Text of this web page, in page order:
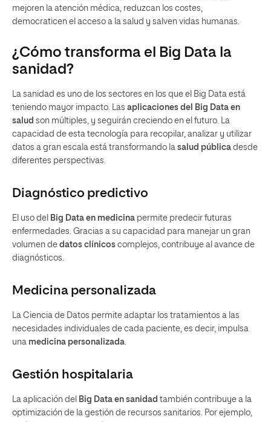
mejoren la atención médica, reduzcan los costes,
democraticen el acceso a la salud y salven vidas humanas.
¿Cómo transforma el Big Data la
sanidad?
La sanidad es uno de los sectores en los que el Big Data está
teniendo mayor impacto. Las aplicaciones del Big Data en
salud son múltiples, y seguirán creciendo en el futuro. La
capacidad de esta tecnología para recopilar, analizar y utilizar
datos a gran escala está transformando la salud pública desde
diferentes perspectivas.
Diagnóstico predictivo
El uso del Big Data en medicina permite predecir futuras
enfermedades. Gracias a su capacidad para manejar un gran
volumen de datos clínicos complejos, contribuye al avance de
diagnósticos.
Medicina personalizada
La Ciencia de Datos permite adaptar los tratamientos a las
necesidades individuales de cada paciente, es decir, impulsa
una medicina personalizada.
Gestión hospitalaria
La aplicación del Big Data en sanidad también contribuye a la
optimización de la gestión de recursos sanitarios. Por ejemplo,